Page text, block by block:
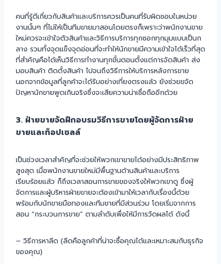
คนที่รู้ดีเกี่ยวกับสินค้าและบริการควรเป็นคนที่รับผิดชอบในหน่วย
งานนั้นๆ ที่ไม่ให้เป็นทีมขายมาสอนโดยตรงก็เพราะว่าพนักงานขาย
ใหม่ควรจะเข้าใจตัวสินค้าและวิธีการบริการทุกซอกทุกมุมแบบเป็นก
ลาง รวมทั้งจุดแข็งจุดอ่อนที่จะทำให้นักขายมีความเข้าใจได้เร็วที่สุด
ที่สำคัญคือได้เห็นวิธีการทำงานทุกขั้นตอนตั้งแต่การจัดสินค้า ส่ง
มอบสินค้า ติดตั้งสินค้า ไปจนถึงวิธีการให้บริการหลังการขาย
นอกจากข้อมูลที่ลูกค้าจะได้รับอย่างเที่ยงตรงแล้ว ยังช่วยขจัด
ปัญหานักขายพูดเกินจริงซึ่งจะเสียความน่าเชื่อถืออีกด้วย
3. ฝ่ายขายจัดฝึกอบรมวิธีการขายโดยผู้จัดการฝ่าย
ขายและท็อปเซลล์
เป็นช่วงเวลาสำคัญที่จะช่วยให้พวกเขาขายได้อย่างมีประสิทธิภาพ
สูงสุด เมื่อพนักงานขายใหม่มีพื้นฐานด้านสินค้าและบริการ
เรียบร้อยแล้ว ก็ถึงเวลาสอนการขายของจริงให้พวกเขาดู ซึ่งผู้
จัดการและผู้บริหารฝ่ายขายจะต้องเข้ามาให้เวลากับเรื่องนี้ด้วย
พร้อมกับนักขายมือทองและทีมขายที่มีส่วนร่วม โดยเริ่มจากการ
สอน “กระบวนการขาย” ตามลำดับเพื่อให้มีการวัดผลได้ ดังนี้
– วิธีการหาลีด (ลีดคือลูกค้าที่น่าจะซื้อคุณได้และเหมาะสมกับธุรกิจ
ของคุณ)